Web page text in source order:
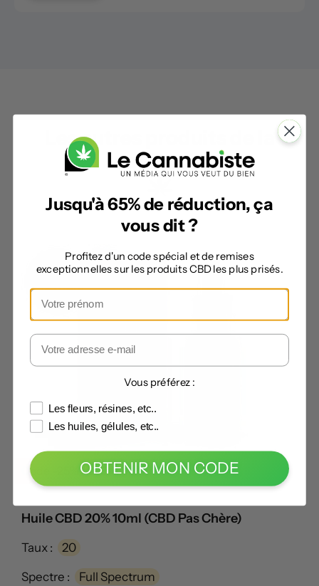
Les autres produits de la
catégorie
Code -25% :LECANNABISTE
Huile CBD 20% 10ml (CBD Pas Chère)
Taux : 20
Spectre : Full Spectrum
Jusqu'à 65% de réduction, ça
vous dit ?
Profitez d'un code spécial et de remises
exceptionnelles sur les produits CBD les plus prisés.
Vous préférez :
Les fleurs, résines, etc..
Les huiles, gélules, etc..
OBTENIR MON CODE